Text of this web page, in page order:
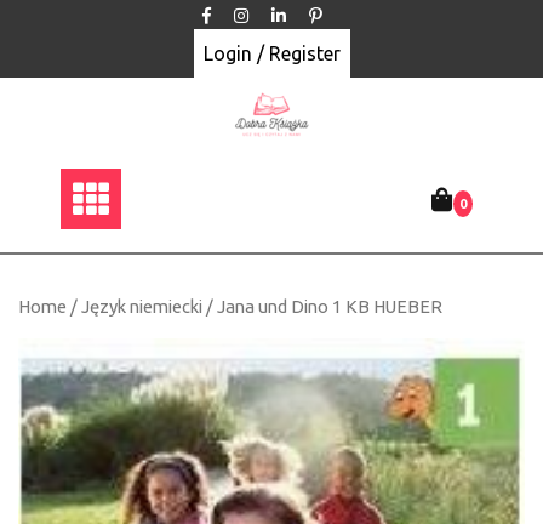
Login / Register
0
Home /Język niemiecki / Jana und Dino 1 KB HUEBER